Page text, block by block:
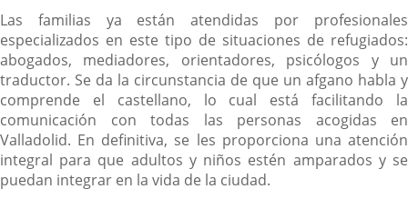
Las familias ya están atendidas por profesionales
especializados en este tipo de situaciones de refugiados:
abogados, mediadores, orientadores, psicólogos y un
traductor. Se da la circunstancia de que un afgano habla y
comprende el castellano, lo cual está facilitando la
comunicación con todas las personas acogidas en
Valladolid. En definitiva, se les proporciona una atención
integral para que adultos y niños estén amparados y se
puedan integrar en la vida de la ciudad.